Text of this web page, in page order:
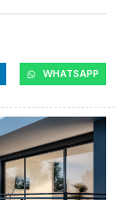
WHATSAPP